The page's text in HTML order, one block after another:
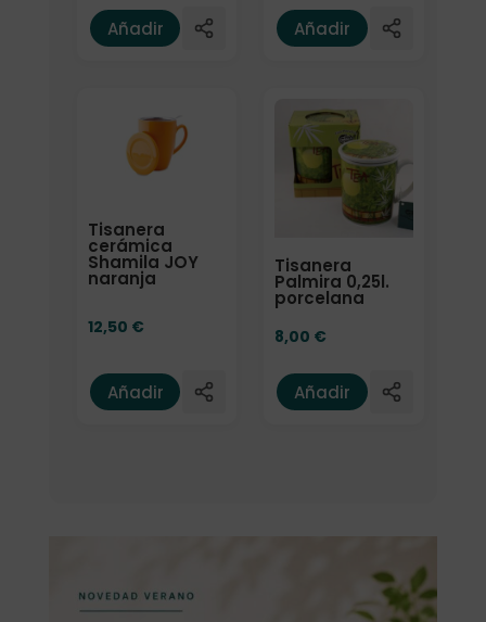
Añadir Añadir
Tisanera
cerámica
Shamila JOY
naranja
12,50 €
Añadir
Tisanera
Palmira 0,25l.
porcelana
8,00 €
Añadir